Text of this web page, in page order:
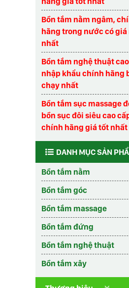
Bồn tắm nằm ngâm,
hãng trong nước có giá
nhất
Bồn tắm nghệ thuật
nhập khẩu chính hãng
chạy nhất
Bồn tắm sục massage
bồn sục đôi siêu cao
chính hãng giá tốt nhất
DANH MỤC SẢN
Bồn tắm nằm
Bồn tắm góc
Bồn tắm massage
Bồn tắm đứng
Bồn tắm nghệ thuật
Bồn tắm xây